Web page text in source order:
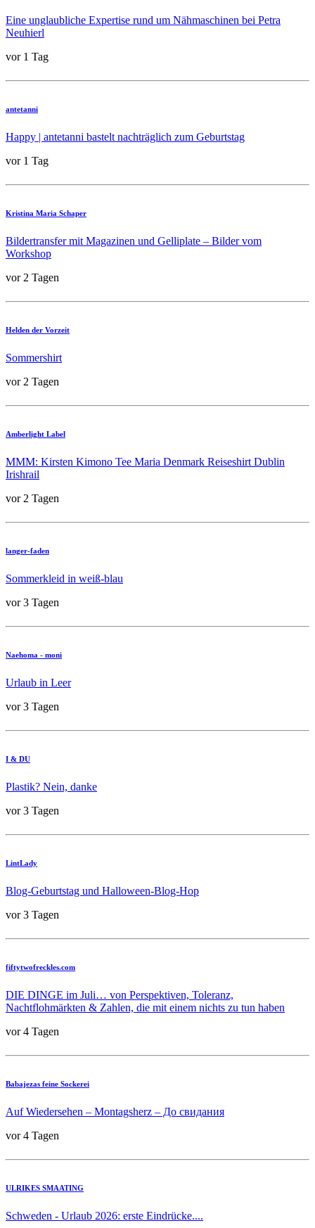
Eine unglaubliche Expertise rund um Nähmaschinen bei Petra
Neuhierl
vor 1 Tag
antetanni
Happy | antetanni bastelt nachträglich zum Geburtstag
vor 1 Tag
Kristina Maria Schaper
Bildertransfer mit Magazinen und Gelliplate – Bilder vom
Workshop
vor 2 Tagen
Helden der Vorzeit
Sommershirt
vor 2 Tagen
Amberlight Label
MMM: Kirsten Kimono Tee Maria Denmark Reiseshirt Dublin
Irishrail
vor 2 Tagen
langer-faden
Sommerkleid in weiß-blau
vor 3 Tagen
Naehoma - moni
Urlaub in Leer
vor 3 Tagen
I & DU
Plastik? Nein, danke
vor 3 Tagen
LintLady
Blog-Geburtstag und Halloween-Blog-Hop
vor 3 Tagen
fiftytwofreckles.com
DIE DINGE im Juli… von Perspektiven, Toleranz,
Nachtflohmärkten & Zahlen, die mit einem nichts zu tun haben
vor 4 Tagen
Babajezas feine Sockerei
Auf Wiedersehen – Montagsherz – До свидания
vor 4 Tagen
ULRIKES SMAATING
Schweden - Urlaub 2026: erste Eindrücke....